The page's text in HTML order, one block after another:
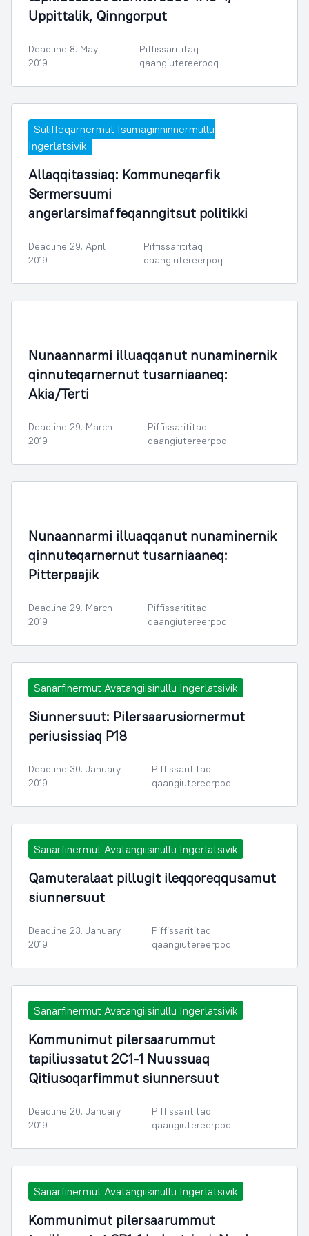
Uppittalik, Qinngorput
Deadline 8. May
2019
Piffissarititaq
qaangiutereerpoq
Suliffeqarnermut Isumaginninnermullu
Ingerlatsivik
Allaqqitassiaq: Kommuneqarfik
Sermersuumi
angerlarsimaffeqanngitsut politikki
Deadline 29. April
2019
Piffissarititaq
qaangiutereerpoq
Nunaannarmi illuaqqanut nunaminernik
qinnuteqarnernut tusarniaaneq:
Akia/Terti
Deadline 29. March
2019
Piffissarititaq
qaangiutereerpoq
Nunaannarmi illuaqqanut nunaminernik
qinnuteqarnernut tusarniaaneq:
Pitterpaajik
Deadline 29. March
2019
Piffissarititaq
qaangiutereerpoq
Sanarfinermut Avatangiisinullu Ingerlatsivik
Siunnersuut: Pilersaarusiornermut
periusissiaq P18
Deadline 30. January
2019
Piffissarititaq
qaangiutereerpoq
Sanarfinermut Avatangiisinullu Ingerlatsivik
Qamuteralaat pillugit ileqqoreqqusamut
siunnersuut
Deadline 23. January
2019
Piffissarititaq
qaangiutereerpoq
Sanarfinermut Avatangiisinullu Ingerlatsivik
Kommunimut pilersaarummut
tapiliussatut 2C1-1 Nuussuaq
Qitiusoqarfimmut siunnersuut
Deadline 20. January
2019
Piffissarititaq
qaangiutereerpoq
Sanarfinermut Avatangiisinullu Ingerlatsivik
Kommunimut pilersaarummut